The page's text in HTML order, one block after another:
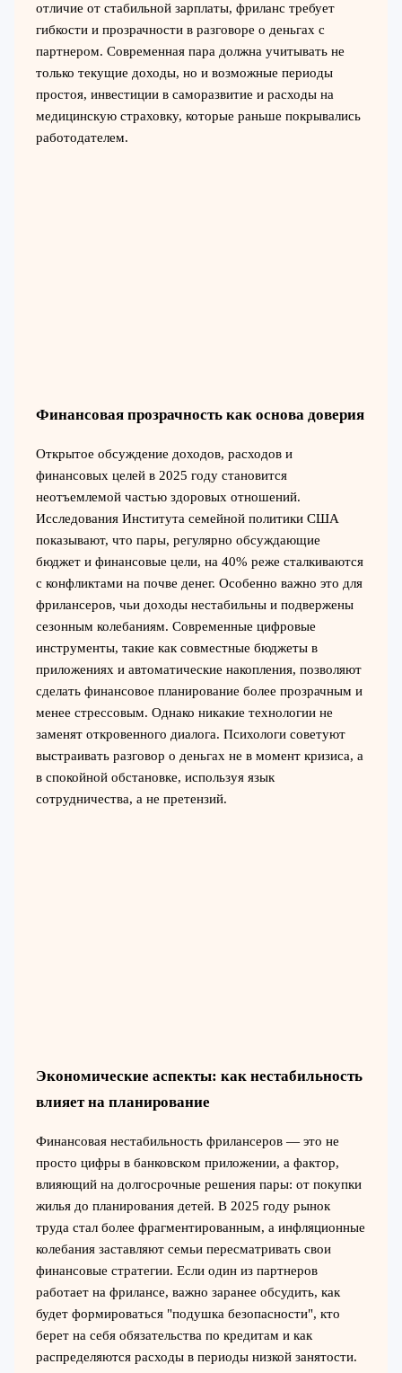
отличие от стабильной зарплаты, фриланс требует
гибкости и прозрачности в разговоре о деньгах с
партнером. Современная пара должна учитывать не
только текущие доходы, но и возможные периоды
простоя, инвестиции в саморазвитие и расходы на
медицинскую страховку, которые раньше покрывались
работодателем.
Финансовая прозрачность как основа доверия
Открытое обсуждение доходов, расходов и
финансовых целей в 2025 году становится
неотъемлемой частью здоровых отношений.
Исследования Института семейной политики США
показывают, что пары, регулярно обсуждающие
бюджет и финансовые цели, на 40% реже сталкиваются
с конфликтами на почве денег. Особенно важно это для
фрилансеров, чьи доходы нестабильны и подвержены
сезонным колебаниям. Современные цифровые
инструменты, такие как совместные бюджеты в
приложениях и автоматические накопления, позволяют
сделать финансовое планирование более прозрачным и
менее стрессовым. Однако никакие технологии не
заменят откровенного диалога. Психологи советуют
выстраивать разговор о деньгах не в момент кризиса, а
в спокойной обстановке, используя язык
сотрудничества, а не претензий.
Экономические аспекты: как нестабильность
влияет на планирование
Финансовая нестабильность фрилансеров — это не
просто цифры в банковском приложении, а фактор,
влияющий на долгосрочные решения пары: от покупки
жилья до планирования детей. В 2025 году рынок
труда стал более фрагментированным, а инфляционные
колебания заставляют семьи пересматривать свои
финансовые стратегии. Если один из партнеров
работает на фрилансе, важно заранее обсудить, как
будет формироваться "подушка безопасности", кто
берет на себя обязательства по кредитам и как
распределяются расходы в периоды низкой занятости.